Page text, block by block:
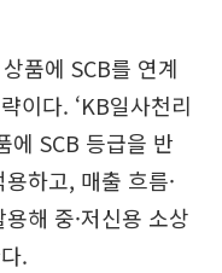
품에 SCB를 연계
이다. ‘KB일사천리
에 SCB 등급을 반
하고, 매출 흐름·
해 중·저신용 소상
.